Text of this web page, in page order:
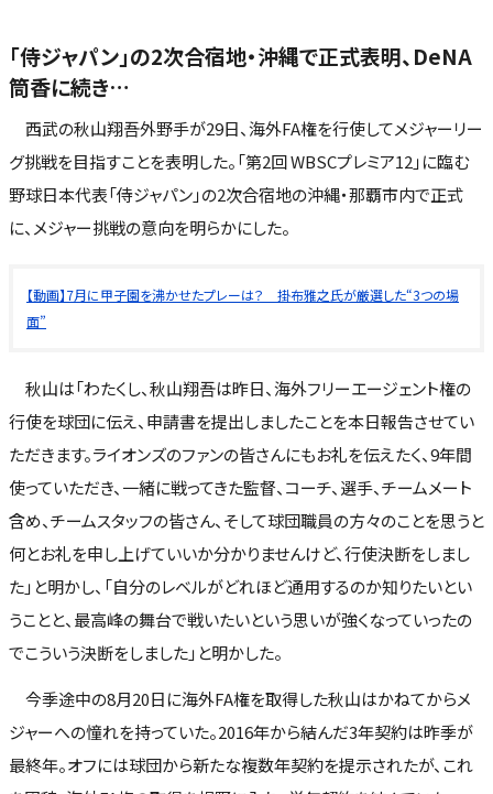
「侍ジャパン」の2次合宿地・沖縄で正式表明、DeNA
筒香に続き…
西武の秋山翔吾外野手が29日、海外FA権を行使してメジャーリー
グ挑戦を目指すことを表明した。「第2回 WBSCプレミア12」に臨む
野球日本代表「侍ジャパン」の2次合宿地の沖縄・那覇市内で正式
に、メジャー挑戦の意向を明らかにした。
【動画】7月に甲子園を沸かせたプレーは？ 掛布雅之氏が厳選した“3つの場
面”
秋山は「わたくし、秋山翔吾は昨日、海外フリーエージェント権の
行使を球団に伝え、申請書を提出しましたことを本日報告させてい
ただきます。ライオンズのファンの皆さんにもお礼を伝えたく、9年間
使っていただき、一緒に戦ってきた監督、コーチ、選手、チームメート
含め、チームスタッフの皆さん、そして球団職員の方々のことを思うと
何とお礼を申し上げていいか分かりませんけど、行使決断をしまし
た」と明かし、「自分のレベルがどれほど通用するのか知りたいとい
うことと、最高峰の舞台で戦いたいという思いが強くなっていったの
でこういう決断をしました」と明かした。
今季途中の8月20日に海外FA権を取得した秋山はかねてからメ
ジャーへの憧れを持っていた。2016年から結んだ3年契約は昨季が
最終年。オフには球団から新たな複数年契約を提示されたが、これ